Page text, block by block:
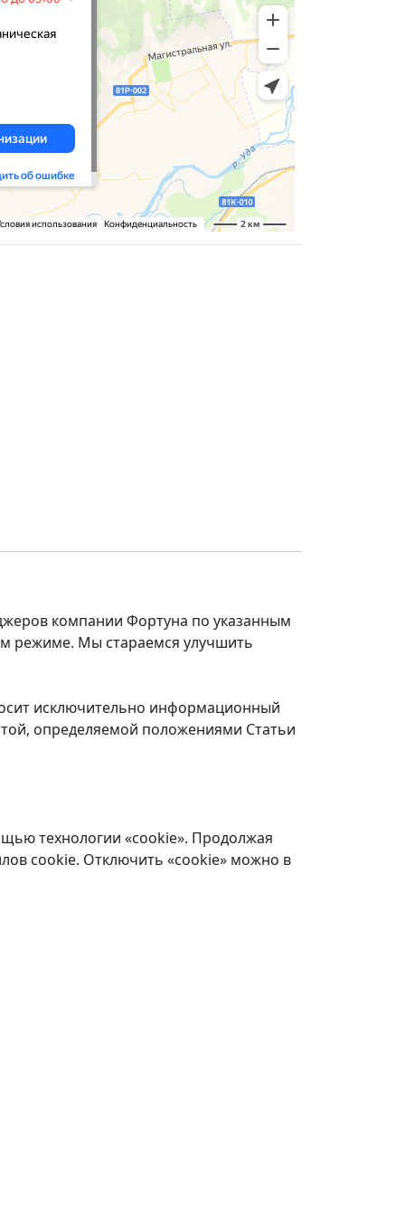
компании Фортуна по указанным
режиме. Мы стараемся улучшить
исключительно информационный
определяемой положениями Статьи
технологии «cookie». Продолжая
cookie. Отключить «cookie» можно в